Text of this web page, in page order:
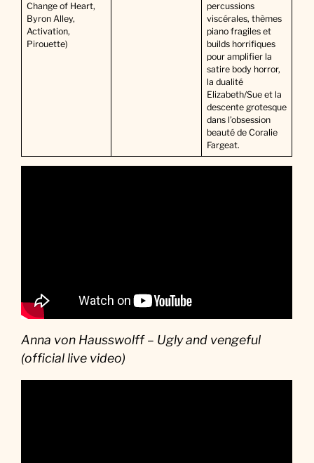
Change of Heart,
Byron Alley,
Activation,
Pirouette)
percussions
viscérales, thèmes
piano fragiles et
builds horrifiques
pour amplifier la
satire body horror,
la dualité
Elizabeth/Sue et la
descente grotesque
dans l’obsession
beauté de Coralie
Fargeat.
Anna von Hausswolff – Ugly and vengeful
(official live video)